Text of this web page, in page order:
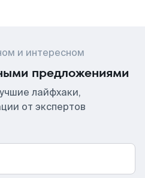
и интересном
предложениями
лайфхаки,
от экспертов